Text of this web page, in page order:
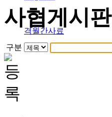
격월간사료
사협게시판
구분